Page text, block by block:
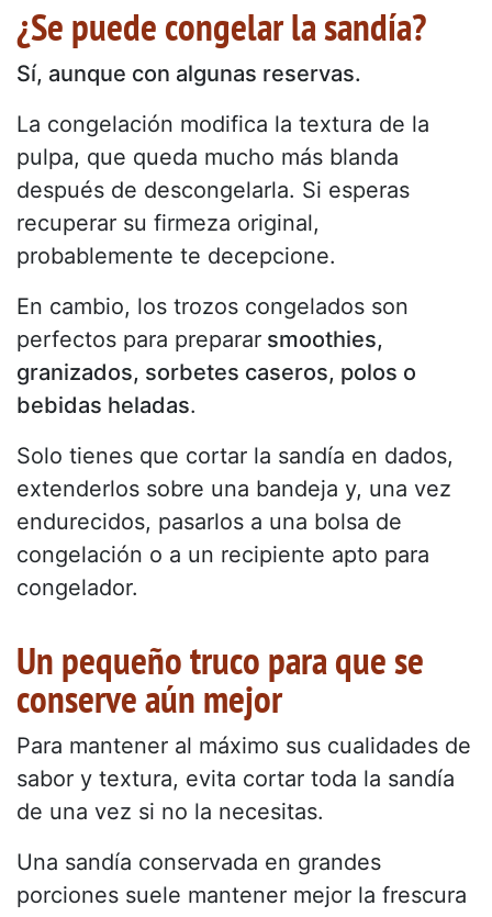
¿Se puede congelar la sandía?
Sí, aunque con algunas reservas.
La congelación modifica la textura de la
pulpa, que queda mucho más blanda
después de descongelarla. Si esperas
recuperar su firmeza original,
probablemente te decepcione.
En cambio, los trozos congelados son
perfectos para preparar smoothies,
granizados, sorbetes caseros, polos o
bebidas heladas.
Solo tienes que cortar la sandía en dados,
extenderlos sobre una bandeja y, una vez
endurecidos, pasarlos a una bolsa de
congelación o a un recipiente apto para
congelador.
Un pequeño truco para que se
conserve aún mejor
Para mantener al máximo sus cualidades de
sabor y textura, evita cortar toda la sandía
de una vez si no la necesitas.
Una sandía conservada en grandes
porciones suele mantener mejor la frescura